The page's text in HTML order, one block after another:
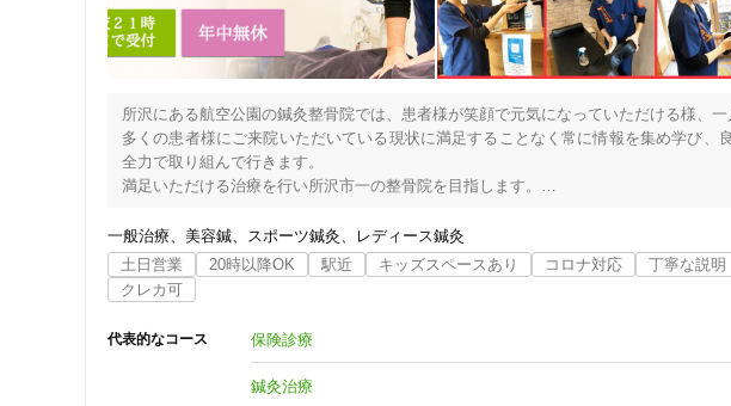
13 件
所沢にある航空公園の鍼灸整骨院では、患者様が笑顔で元気になっていただける様、
多くの患者様にご来院いただいている現状に満足することなく常に情報を集め学び、
全力で取り組んで行きます。
満足いただける治療を行い所沢市一の整骨院を目指します。
～5つの強み～
①痛みの出にくい身体をつくる根本ケア
今まで取ることのできなかった肩や腰、膝などの身体の痛みを取る為、骨格矯正で歪み
インナーマッスルのトレーニングで弱った筋力を鍛え、痛みの出にくい身体に変えてい
②症状に合わせた鍼治療
一般治療 美容鍼 スポーツ鍼灸
レディース鍼灸
土日営業
20時以降OK 駅近 キッズスペースあり コロナ対応 丁寧な説明
クレカ可
代表的なコース 保険診療
鍼灸治療